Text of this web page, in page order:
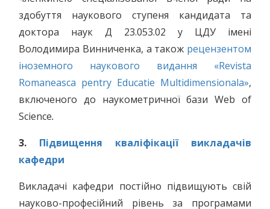
здобуття наукового ступеня кандидата та
доктора наук Д 23.053.02 у ЦДУ імені
Володимира Винниченка, а також рецензентом
іноземного наукового видання «Revista
Romaneasca pentry Educatie Multidimensionala»,
включеного до наукометричної бази Web of
Science.
3. Підвищення кваліфікації викладачів
кафедри
Викладачі кафедри постійно підвищують свій
науково-професійний рівень за програмами